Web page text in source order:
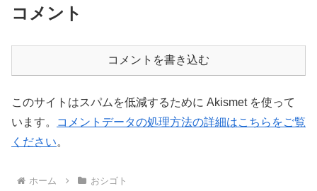
コメント
コメントを書き込む
このサイトはスパムを低減するために Akismet を使って
います。
コメントデータの処理方法の詳細はこちらをご覧
ください。
ホーム おシゴト